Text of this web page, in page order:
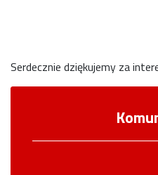
Serdecznie dziękujemy za